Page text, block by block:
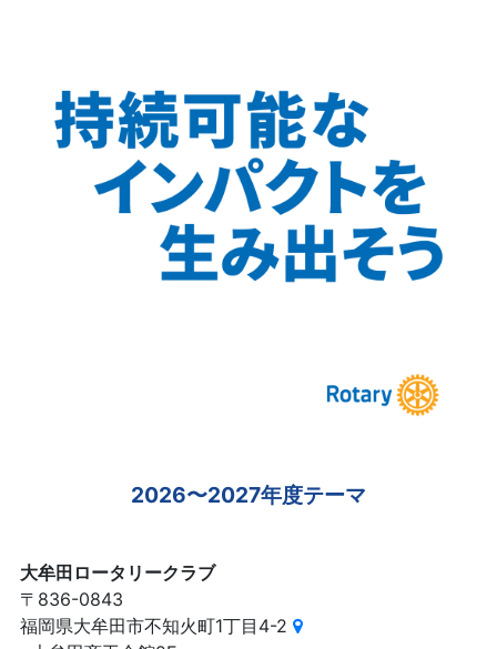
2026〜2027年度テーマ
大牟田ロータリークラブ
〒836-0843
福岡県大牟田市不知火町1丁目4-2